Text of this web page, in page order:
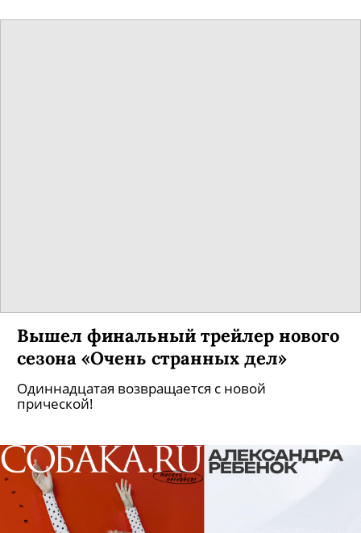
Вышел финальный трейлер нового
сезона «Очень странных дел»
Одиннадцатая возвращается с новой
прической!